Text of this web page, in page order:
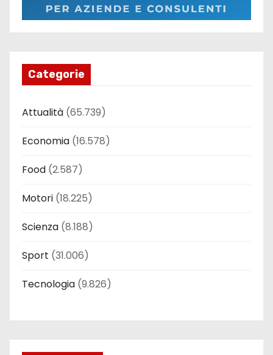
Categorie
Attualità (65.739)
Economia (16.578)
Food (2.587)
Motori (18.225)
Scienza (8.188)
Sport (31.006)
Tecnologia (9.826)